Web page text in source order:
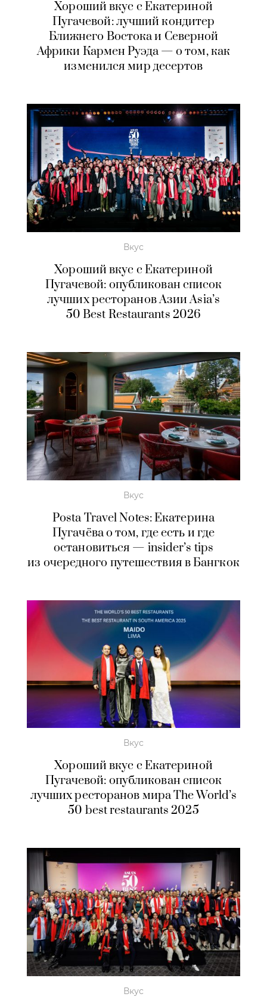
Хороший вкус с Екатериной
Пугачевой: лучший кондитер
Ближнего Востока и Северной
Африки Кармен Руэда — о том, как
изменился мир десертов
Вкус
Хороший вкус с Екатериной
Пугачевой: опубликован список
лучших ресторанов Азии Asia’s
50 Best Restaurants 2026
Вкус
Posta Travel Notes: Екатерина
Пугачёва о том, где есть и где
остановиться — insider’s tips
из очередного путешествия в Бангкок
Вкус
Хороший вкус с Екатериной
Пугачевой: опубликован список
лучших ресторанов мира The World’s
50 best restaurants 2025
Вкус